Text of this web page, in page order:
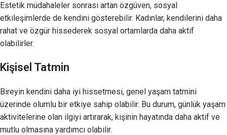
Estetik müdahaleler sonrası artan özgüven, sosyal
etkileşimlerde de kendini gösterebilir. Kadınlar, kendilerini daha
rahat ve özgür hissederek sosyal ortamlarda daha aktif
olabilirler.
Kişisel Tatmin
Bireyin kendini daha iyi hissetmesi, genel yaşam tatmini
üzerinde olumlu bir etkiye sahip olabilir. Bu durum, günlük yaşam
aktivitelerine olan ilgiyi artırarak, kişinin hayatında daha aktif ve
mutlu olmasına yardımcı olabilir.